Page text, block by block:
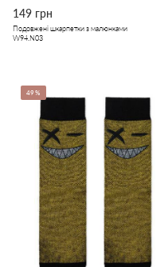
149 грн
Подовжені шкарпетки з малюнками
W94.N03
49%